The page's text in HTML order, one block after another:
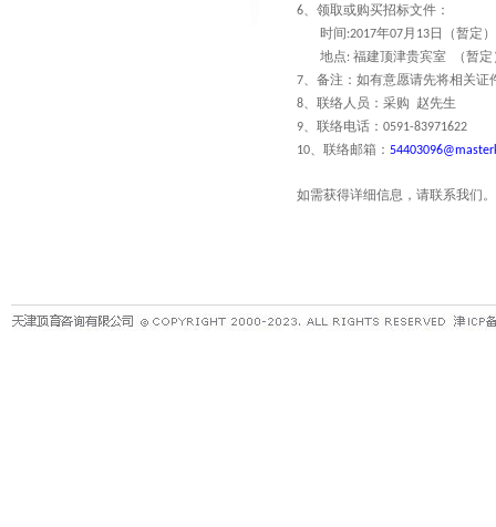
6、领取或购买招标文件：
时间 :2017年07月 13日（暂定）
地点: 福建顶津贵宾室 （暂
7、备注：如有意愿请先将相关证
8、联络人员：采购 赵先生
9、联络电话： 0591-83971622
10、联络邮箱：
如需获得详细信息，请联系我们。